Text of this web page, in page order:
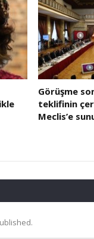
Görüşme
teklifinin
Meclis’e